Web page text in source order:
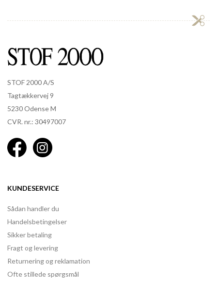
STOF 2000 A/S
Tagtækkervej 9
5230 Odense M
CVR. nr.: 30497007
KUNDESERVICE
Sådan handler du
Handelsbetingelser
Sikker betaling
Fragt og levering
Returnering og reklamation
Ofte stillede spørgsmål